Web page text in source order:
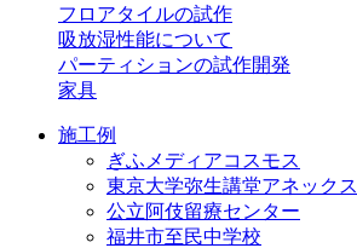
フロアタイルの試作
吸放湿性能について
パーティションの試作開発
家具
施工例
ぎふメディアコスモス
東京大学弥生講堂アネックス
公立阿伎留療センター
福井市至民中学校